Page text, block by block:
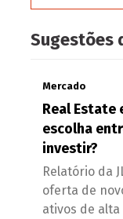
Sugestões
Mercado
Real Estate
escolha
investir?
Relatório da
oferta de
ativos de